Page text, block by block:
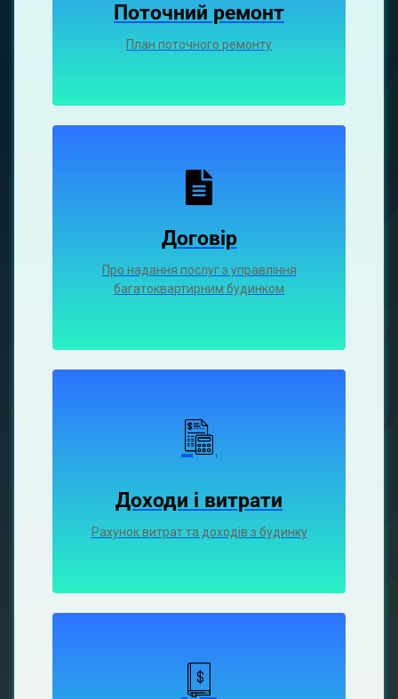
Поточний ремонт
План поточного ремонту
Договір
Про надання послуг з управління
багатоквартирним будинком
Доходи і витрати
Рахунок витрат та доходів з будинку